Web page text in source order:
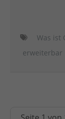
Was ist
erweiterbar